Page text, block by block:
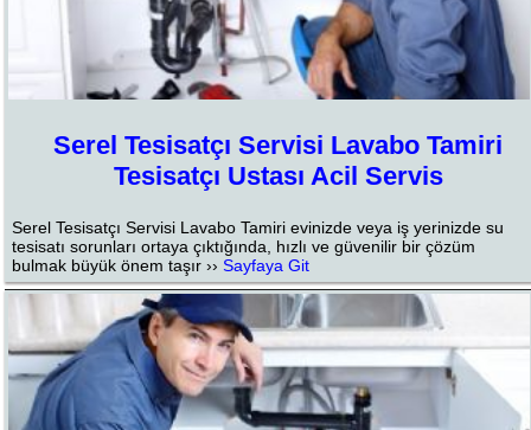
Serel Tesisatçı Servisi Lavabo Tamiri
Tesisatçı Ustası Acil Servis
Serel Tesisatçı Servisi Lavabo Tamiri evinizde veya iş yerinizde su
tesisatı sorunları ortaya çıktığında, hızlı ve güvenilir bir çözüm
bulmak büyük önem taşır ››Sayfaya Git